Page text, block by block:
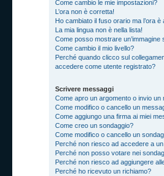
Come cambio le mie impostazioni?
L’ora non è corretta!
Ho cambiato il fuso orario ma l’ora
La mia lingua non è nella lista!
Come posso mostrare un’immagine
Come cambio il mio livello?
Perché quando clicco sul
accedere come utente registrato?
Scrivere messaggi
Come apro un argomento o invio un
Come modifico o cancello un
Come aggiungo una firma ai miei
Come creo un sondaggio?
Come modifico o cancello un
Perché non riesco ad accedere a
Perché non posso votare nei
Perché non riesco ad aggiungere
Perché ho ricevuto un richiamo?